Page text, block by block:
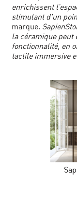
enrichissent
stimulant d'un
marque.
la céramique peut
fonctionnalité, en
tactile immersive